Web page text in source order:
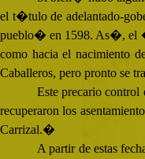
el t�tulo de adelantado-
pueblo� en 1598. As�, el
como hacia el nacimiento
Caballeros, pero pronto se
Este precario control
recuperaron los
Carrizal.�
A partir de estas